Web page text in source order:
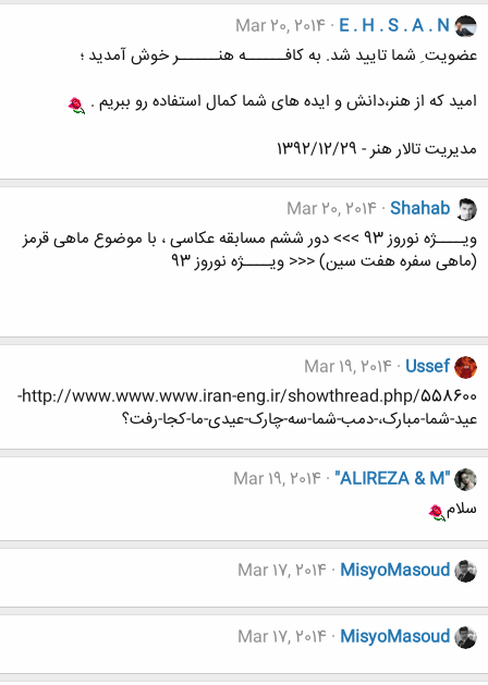
E . H . S . A . N
Mar 20, 2014
عضویت ِ شما تایید شد. به کافــــــه هنــــــر خوش آمدید ؛
امید که از هنر،دانش و ایده های شما کمال استفاده رو ببریم .
مدیریت تالار هنر - 1392/12/29
Shahab
Mar 20, 2014
ویــــژه نوروز 93 >>> دور ششم مسابقه عکاسی ، با موضوع ماهی قرمز
(ماهی سفره هفت سین) <<< ویــــژه نوروز 93
Ussef
Mar 19, 2014
http://www.www.www.iran-eng.ir/showthread.php/558600-
عید-شما-مبارک،-دمب-شما-سه-چارک-عیدی-ما-کجا-رفت؟
"ALIREZA & M"
Mar 19, 2014
سلام
MisyoMasoud
Mar 17, 2014
MisyoMasoud
Mar 17, 2014